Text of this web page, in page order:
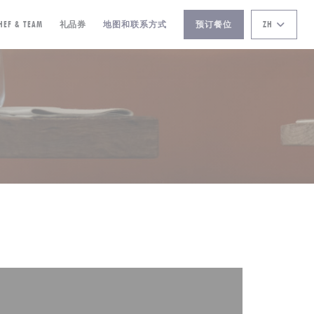
& TEAM 礼品券 ((在新窗口中打开))
地图和联系方式 预订餐位 ZH